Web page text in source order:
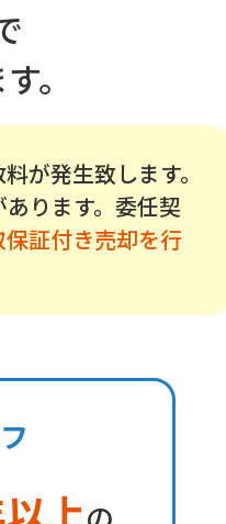
。
が発生致します。
ります。委任契
保証付き売却を行
上